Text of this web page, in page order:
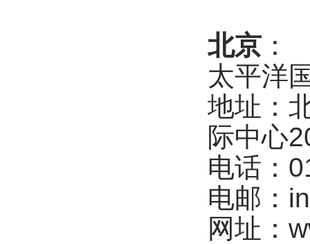
北京 ：
太平洋
地址：
际中心
电话：
电邮：
网址：